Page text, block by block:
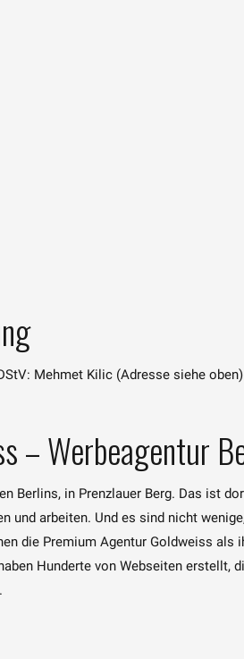
Mehmet Kilic (Adresse siehe oben)
– Werbeagentur
Berlins, in Prenzlauer Berg. Das ist
und arbeiten. Und es sind nicht
die Premium Agentur Goldweiss als
Hunderte von Webseiten